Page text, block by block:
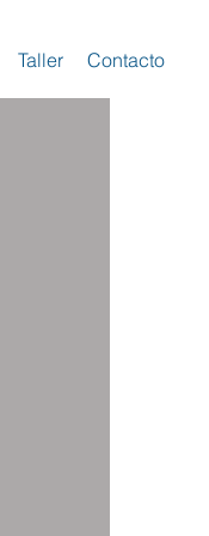
Taller Contacto